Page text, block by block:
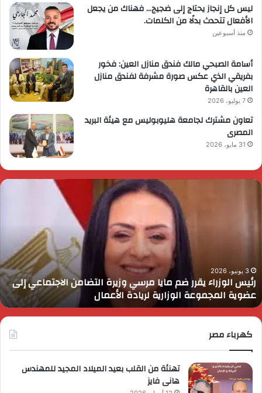
ليس كل إنجاز يحتاج إلى ضجيج… فهناك من يجعل
الأفعال تتحدث بدلًا من الكلمات.
منذ أسبوعين
أسامة الصبحي مالك فندق منازل العين: فخور
بفريقي الذي عكس صورة مشرفة لفندق منازل
العين بالقاهرة
7 يوليو، 2026
تعاون مشترك لجامعة هليوبوليس مع هيئة البريد
المصرى
31 مايو، 2026
رئيس
التضامن
الاجتماعي
إلى
عضوية
المجموعة
الوزارية
3 يونيو، 2026
رئيس الوزراء يقرر ضم مايا مرسي وزيرة التضامن الاجتماعي إلى
عضوية المجموعة الوزارية لريادة الأعمال
كهرباء مصر
تهنئة من القلب بعيد الميلاد المجيد للمهندس
هانى فايز